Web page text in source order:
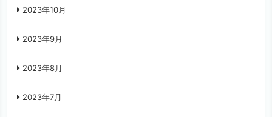
2023年10月
2023年9月
2023年8月
2023年7月